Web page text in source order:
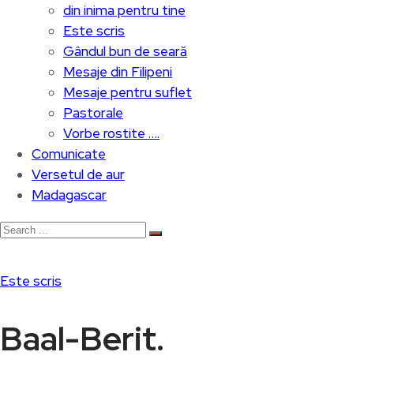
din inima pentru tine
Este scris
Gândul bun de seară
Mesaje din Filipeni
Mesaje pentru suflet
Pastorale
Vorbe rostite ….
Comunicate
Versetul de aur
Madagascar
Este scris
Baal-Berit.